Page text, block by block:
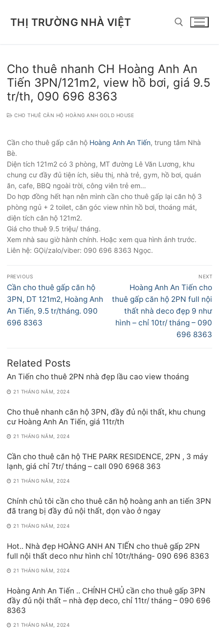
THỊ TRƯỜNG NHÀ VIỆT
Cho thuê nhanh CH Hoàng Anh An
Tiến 3PN/121m2, view hồ bơi, giá 9.5
tr/th, 090 696 8363
CHO THUÊ CĂN HỘ HOÀNG ANH GOLD HOUSE
Cần cho thuê gấp căn hộ Hoàng Anh An Tiến, trung tâm Nhà
Bè.
Diện tích 121m2 có 3 phòng, MT đường Lê Văn Lương, khu
chung cư đầy đủ tiện ích, siêu thị, nhà trẻ, gym, hồ bơi, quán
ăn, cafe, BBQ ngoài trời, công viên trẻ em…
Do hợp đồng hết hạn nên mình cần cho thuê gấp lại căn hộ 3
phòng ngủ + 2 toilet, căn góc view nhìn hồ bơi, thoáng mát,
diện tích căn hộ 121m2.
Giá cho thuê 9.5 triệu/ tháng.
Xem nhà sau giờ hành chính. Hoặc xem qua hình ảnh trước.
Liên hệ: GỌi/zalo/viber: 090 696 8363 Ngọc.
Điều
hướng
bài
viết
PREVIOUS
Previous
post:
Cần cho thuê gấp căn hộ
3PN, DT 121m2, Hoàng Anh
An Tiến, 9.5 tr/tháng. 090
696 8363
NEXT
Next
post:
Hoàng Anh An Tiến cho
thuê gấp căn hộ 2PN full nội
thất nhà deco đẹp 9 như
hình – chỉ 10tr/ tháng – 090
696 8363
Related Posts
An Tiến cho thuê 2PN nhà đẹp lầu cao view thoáng
21 THÁNG NĂM, 2024
Cho thuê nhanh căn hộ 3PN, đầy đủ nội thất, khu chung
cư Hoàng Anh An Tiến, giá 11tr/th
21 THÁNG NĂM, 2024
Cần cho thuê căn hộ THE PARK RESIDENCE, 2PN , 3 máy
lạnh, giá chỉ 7tr/ tháng – call 090 6968 363
21 THÁNG NĂM, 2024
Chính chủ tôi cần cho thuê căn hộ hoàng anh an tiến 3PN
đã trang bị đầy đủ nội thất, dọn vào ở ngay
21 THÁNG NĂM, 2024
Hot.. Nhà đẹp HOÀNG ANH AN TIẾN cho thuê gấp 2PN
full nội thất deco như hình chỉ 10tr/tháng- 090 696 8363
21 THÁNG NĂM, 2024
Hoàng Anh An Tiến .. CHÍNH CHỦ cần cho thuê gấp 3PN
đầy đủ nội thất – nhà đẹp deco, chỉ 11tr/ tháng – 090 696
8363
21 THÁNG NĂM, 2024